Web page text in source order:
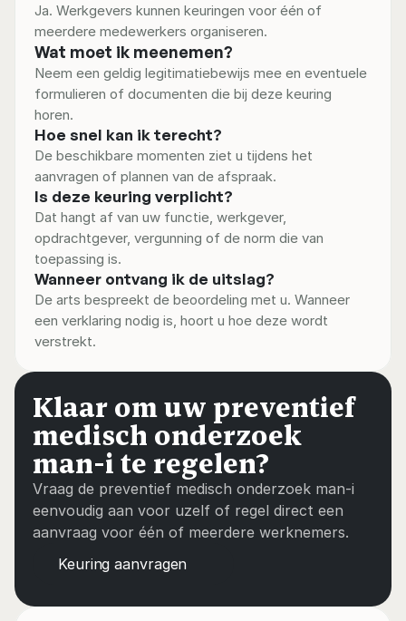
Ja. Werkgevers kunnen keuringen voor één of
meerdere medewerkers organiseren.
Wat moet ik meenemen?
Neem een geldig legitimatiebewijs mee en eventuele
formulieren of documenten die bij deze keuring
horen.
Hoe snel kan ik terecht?
De beschikbare momenten ziet u tijdens het
aanvragen of plannen van de afspraak.
Is deze keuring verplicht?
Dat hangt af van uw functie, werkgever,
opdrachtgever, vergunning of de norm die van
toepassing is.
Wanneer ontvang ik de uitslag?
De arts bespreekt de beoordeling met u. Wanneer
een verklaring nodig is, hoort u hoe deze wordt
verstrekt.
Klaar om uw preventief
medisch onderzoek
man-i te regelen?
Vraag de preventief medisch onderzoek man-i
eenvoudig aan voor uzelf of regel direct een
aanvraag voor één of meerdere werknemers.
Keuring aanvragen